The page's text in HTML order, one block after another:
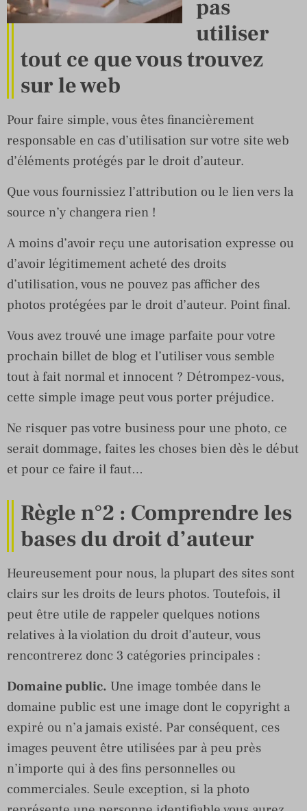
pas
utiliser
tout ce que vous trouvez
sur le web
Pour faire simple, vous êtes financièrement
responsable en cas d’utilisation sur votre site web
d’éléments protégés par le droit d’auteur.
Que vous fournissiez l’attribution ou le lien vers la
source n’y changera rien !
A moins d’avoir reçu une autorisation expresse ou
d’avoir légitimement acheté des droits
d’utilisation, vous ne pouvez pas afficher des
photos protégées par le droit d’auteur. Point final.
Vous avez trouvé une image parfaite pour votre
prochain billet de blog et l’utiliser vous semble
tout à fait normal et innocent ? Détrompez-vous,
cette simple image peut vous porter préjudice.
Ne risquer pas votre business pour une photo, ce
serait dommage, faites les choses bien dès le début
et pour ce faire il faut…
Règle n°2 : Comprendre les
bases du droit d’auteur
Heureusement pour nous, la plupart des sites sont
clairs sur les droits de leurs photos. Toutefois, il
peut être utile de rappeler quelques notions
relatives à la violation du droit d’auteur, vous
rencontrerez donc 3 catégories principales :
Domaine public. Une image tombée dans le
domaine public est une image dont le copyright a
expiré ou n’a jamais existé. Par conséquent, ces
images peuvent être utilisées par à peu près
n’importe qui à des fins personnelles ou
commerciales. Seule exception, si la photo